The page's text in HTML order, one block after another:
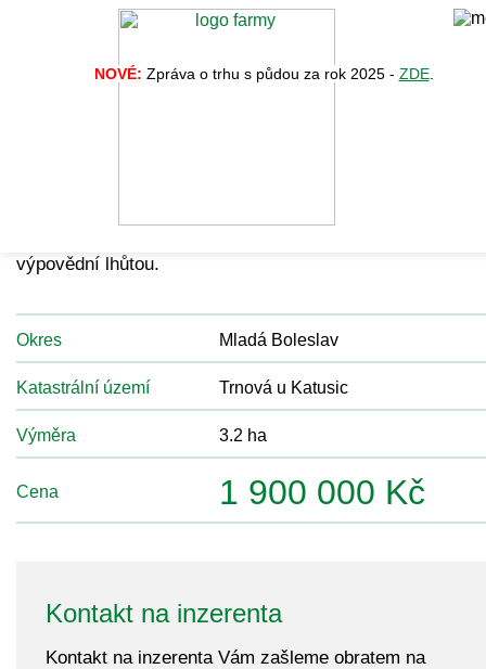
NOVÉ: Zpráva o trhu s půdou za rok 2025 - ZDE.
výpovědní lhůtou.
Okres Mladá Boleslav
Katastrální území Trnová u Katusic
Výměra 3.2 ha
Cena 1 900 000 Kč
Kontakt na inzerenta
Kontakt na inzerenta Vám zašleme obratem na